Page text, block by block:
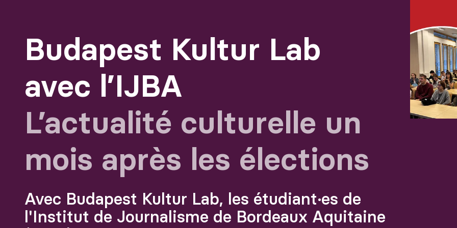
Budapest Kultur Lab
avec l’IJBA
L’actualité culturelle un
mois après les élections
Avec Budapest Kultur Lab, les étudiant·es de
l'Institut de Journalisme de Bordeaux Aquitaine